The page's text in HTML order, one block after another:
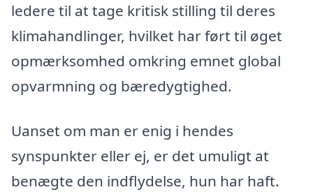
ledere til at tage kritisk stilling til deres
klimahandlinger, hvilket har ført til øget
opmærksomhed omkring emnet global
opvarmning og bæredygtighed.
Uanset om man er enig i hendes
synspunkter eller ej, er det umuligt at
benægte den indflydelse, hun har haft.